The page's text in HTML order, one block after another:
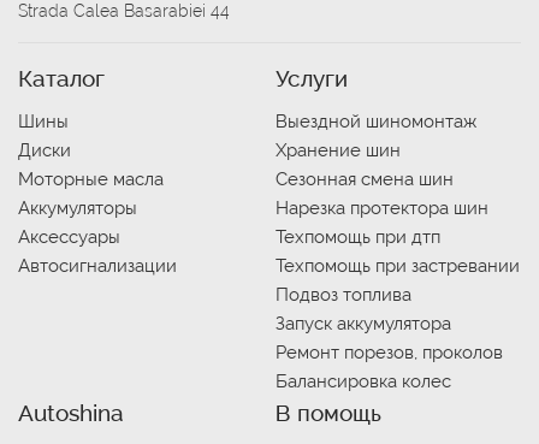
Strada Calea Basarabiei 44
Каталог
Шины
Диски
Моторные масла
Аккумуляторы
Аксессуары
Автосигнализации
Услуги
Выездной шиномонтаж
Хранение шин
Сезонная смена шин
Нарезка протектора шин
Техпомощь при дтп
Техпомощь при застревании
Подвоз топлива
Запуск аккумулятора
Ремонт порезов, проколов
Балансировка колес
Autoshina В помощь